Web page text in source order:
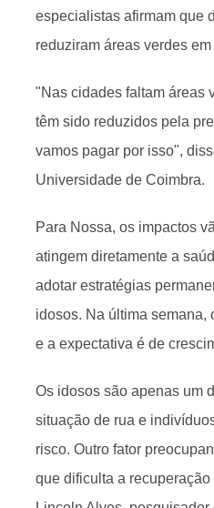
especialistas afirmam que
reduziram áreas verdes
"Nas cidades faltam áreas
têm sido reduzidos pela
vamos pagar por isso",
Universidade de Coimbra.
Para Nossa, os impactos
atingem diretamente a
adotar estratégias
idosos. Na última semana,
e a expectativa é de
Os idosos são apenas um
situação de rua e
risco. Outro fator
que dificulta a